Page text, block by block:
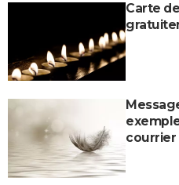
Carte
courrier